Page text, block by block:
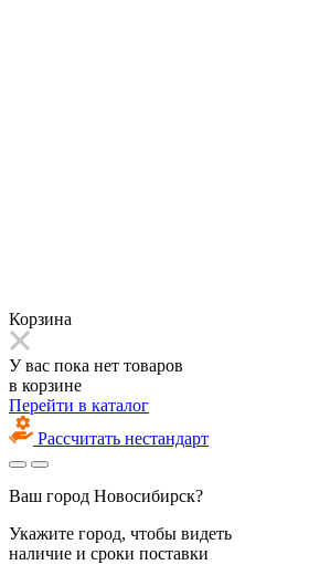
Корзина
У вас пока нет товаров
в корзине
Перейти в каталог
Рассчитать нестандарт
Ваш город Новосибирск?
Укажите город, чтобы видеть
наличие и сроки поставки